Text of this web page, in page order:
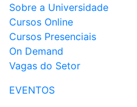
Sobre a Universidade
Cursos Online
Cursos Presenciais
On Demand
Vagas do Setor
EVENTOS